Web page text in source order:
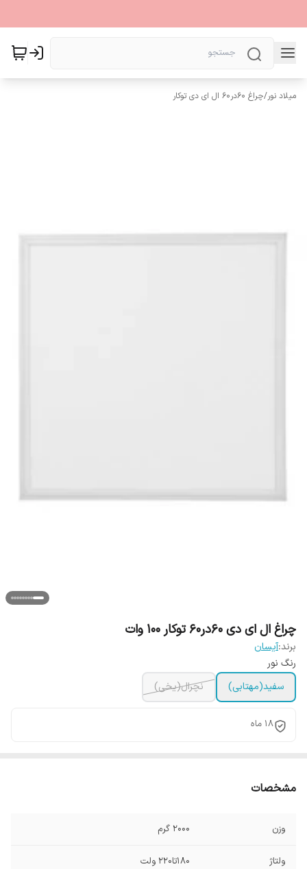
میلاد نور/چراغ 60در60 ال ای دی توکار
چراغ ال ای دی 60در60 توکار 100 وات
برند:آیسان
رنگ نور
سفید(مهتابی)
نچرال(یخی)
18 ماه
مشخصات
وزن 2000 گرم
ولتاژ 180تا220 ولت